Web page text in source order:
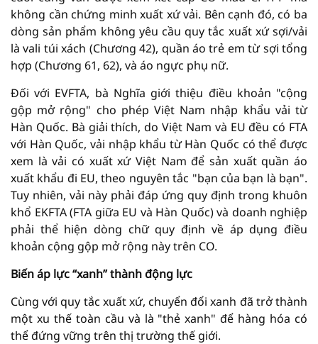
không cần chứng minh xuất xứ vải. Bên cạnh đó, có ba
dòng sản phẩm không yêu cầu quy tắc xuất xứ sợi/vải
là vali túi xách (Chương 42), quần áo trẻ em từ sợi tổng
hợp (Chương 61, 62), và áo ngực phụ nữ.
Đối với EVFTA, bà Nghĩa giới thiệu điều khoản "cộng
gộp mở rộng" cho phép Việt Nam nhập khẩu vải từ
Hàn Quốc. Bà giải thích, do Việt Nam và EU đều có FTA
với Hàn Quốc, vải nhập khẩu từ Hàn Quốc có thể được
xem là vải có xuất xứ Việt Nam để sản xuất quần áo
xuất khẩu đi EU, theo nguyên tắc "bạn của bạn là bạn".
Tuy nhiên, vải này phải đáp ứng quy định trong khuôn
khổ EKFTA (FTA giữa EU và Hàn Quốc) và doanh nghiệp
phải thể hiện dòng chữ quy định về áp dụng điều
khoản cộng gộp mở rộng này trên CO.
Biến áp lực “xanh” thành động lực
Cùng với quy tắc xuất xứ, chuyển đổi xanh đã trở thành
một xu thế toàn cầu và là "thẻ xanh" để hàng hóa có
thể đứng vững trên thị trường thế giới.